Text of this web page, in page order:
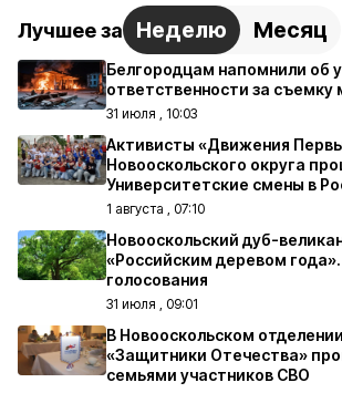
Лучшее за Неделю Месяц
Белгородцам напомнили об
ответственности за съемку
31 июля , 10:03
Активисты «Движения
Новооскольского округа
Университетские смены в
1 августа , 07:10
Новооскольский дуб-
«Российским деревом
голосования
31 июля , 09:01
В Новооскольском
«Защитники Отечества»
семьями участников СВО